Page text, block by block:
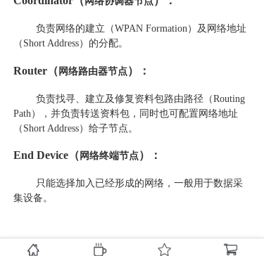
负责网络的建立（WPAN Formation）及网络地址
（Short Address）的分配。
Router（ 网络路由器节点）：
负责找寻、建立及修复资料包路由路径（Routing
Path），并负责转送资料包，同时也可配置网络地址
（Short Address）给子节点。
End Device（ 网络终端节点）：
只能选择加入已经形成的网络，一般用于数据采
集设备。